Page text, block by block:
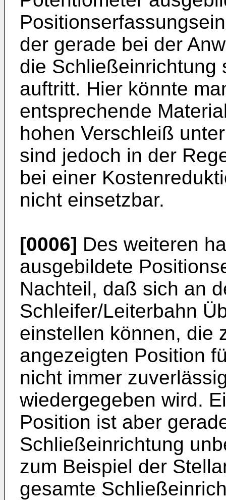
der gerade bei der
die Schließeinrichtung
auftritt. Hier könnte
entsprechende
hohen Verschleiß
sind jedoch in der
bei einer
nicht einsetzbar.
[0006] Des weiteren
ausgebildete
Nachteil, daß sich an
Schleifer/Leiterbahn
einstellen können, die
angezeigten Position
nicht immer
wiedergegeben wird.
Position ist aber
Schließeinrichtung
zum Beispiel der
gesamte